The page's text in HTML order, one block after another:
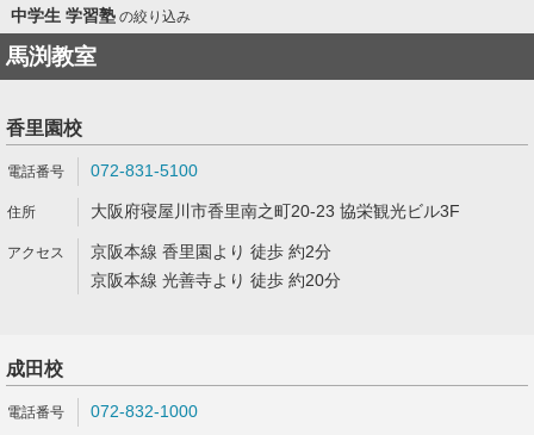
中学生 学習塾の絞り込み
馬渕教室
香里園校
072-831-5100
大阪府寝屋川市香里南之町20-23 協栄観光ビル3F
京阪本線 香里園より 徒歩 約2分
京阪本線 光善寺より 徒歩 約20分
成田校
072-832-1000